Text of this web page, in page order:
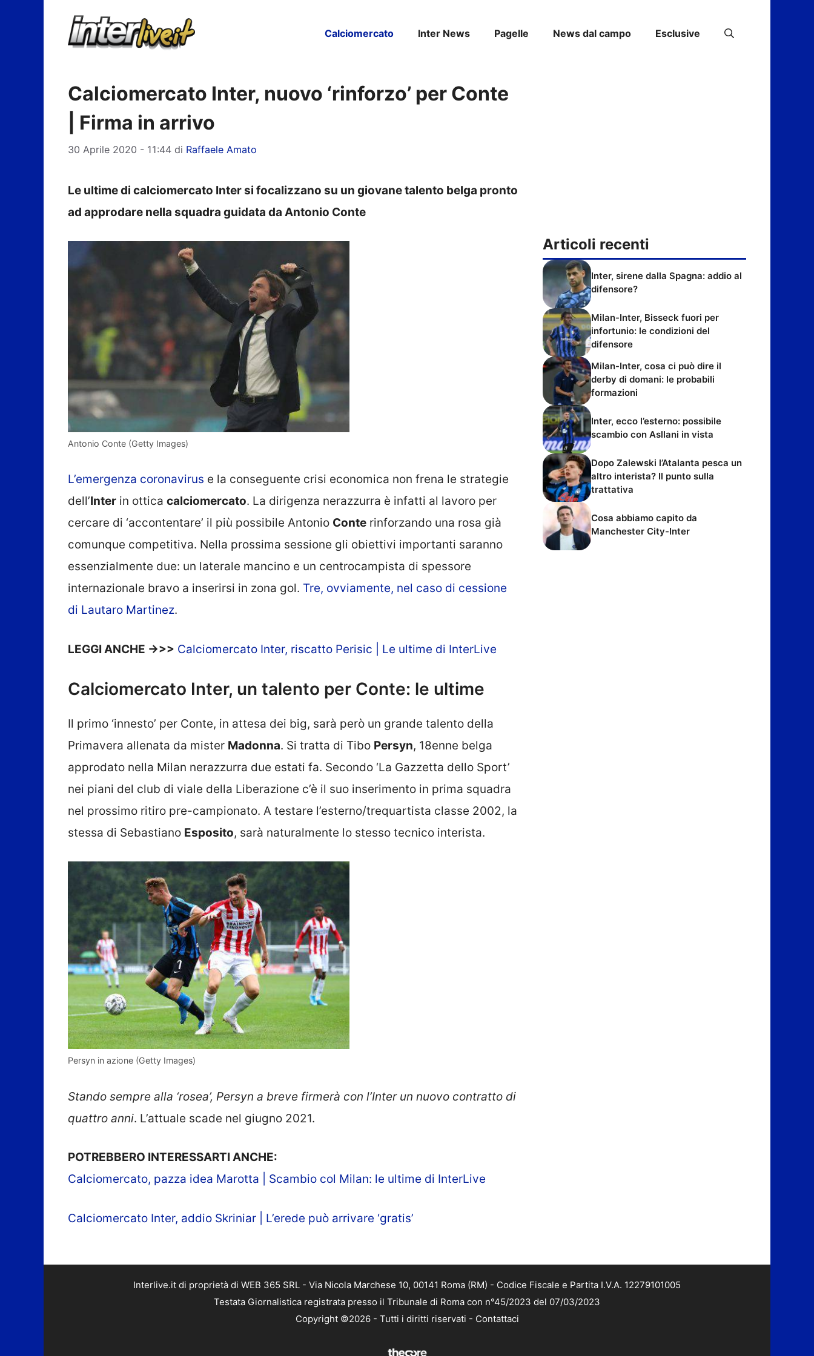
Calciomercato Inter News Pagelle News dal campo Esclusive
Calciomercato Inter, nuovo ‘rinforzo’ per Conte
| Firma in arrivo
30 Aprile 2020 - 11:44 di Raffaele Amato
Le ultime di calciomercato Inter si focalizzano su un giovane talento belga pronto
ad approdare nella squadra guidata da Antonio Conte
Antonio Conte (Getty Images)
L’emergenza coronavirus e la conseguente crisi economica non frena le strategie
dell’Inter in ottica calciomercato. La dirigenza nerazzurra è infatti al lavoro per
cercare di ‘accontentare’ il più possibile Antonio Conte rinforzando una rosa già
comunque competitiva. Nella prossima sessione gli obiettivi importanti saranno
essenzialmente due: un laterale mancino e un centrocampista di spessore
internazionale bravo a inserirsi in zona gol. Tre, ovviamente, nel caso di cessione
di Lautaro Martinez.
LEGGI ANCHE ->>> Calciomercato Inter, riscatto Perisic | Le ultime di InterLive
Calciomercato Inter, un talento per Conte: le ultime
Il primo ‘innesto’ per Conte, in attesa dei big, sarà però un grande talento della
Primavera allenata da mister Madonna. Si tratta di Tibo Persyn, 18enne belga
approdato nella Milan nerazzurra due estati fa. Secondo ‘La Gazzetta dello Sport’
nei piani del club di viale della Liberazione c’è il suo inserimento in prima squadra
nel prossimo ritiro pre-campionato. A testare l’esterno/trequartista classe 2002, la
stessa di Sebastiano Esposito, sarà naturalmente lo stesso tecnico interista.
Persyn in azione (Getty Images)
Stando sempre alla ‘rosea’, Persyn a breve firmerà con l’Inter un nuovo contratto di
quattro anni. L’attuale scade nel giugno 2021.
POTREBBERO INTERESSARTI ANCHE:
Calciomercato, pazza idea Marotta | Scambio col Milan: le ultime di InterLive
Calciomercato Inter, addio Skriniar | L’erede può arrivare ‘gratis’
Articoli recenti
Inter, sirene dalla Spagna: addio al
difensore?
Milan-Inter, Bisseck fuori per
infortunio: le condizioni del
difensore
Milan-Inter, cosa ci può dire il
derby di domani: le probabili
formazioni
Inter, ecco l’esterno: possibile
scambio con Asllani in vista
Dopo Zalewski l’Atalanta pesca un
altro interista? Il punto sulla
trattativa
Cosa abbiamo capito da
Manchester City-Inter
Interlive.it di proprietà di WEB 365 SRL - Via Nicola Marchese 10, 00141 Roma (RM) - Codice Fiscale e Partita I.V.A. 12279101005
Testata Giornalistica registrata presso il Tribunale di Roma con n°45/2023 del 07/03/2023
Copyright ©2026 - Tutti i diritti riservati - Contattaci